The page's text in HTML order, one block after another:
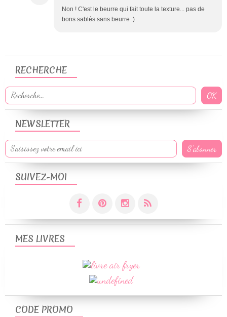
Non ! C'est le beurre qui fait toute la texture... pas de
bons sablés sans beurre :)
NEWSLETTER
SUIVEZ-MOI
RECHERCHE
MES LIVRES
CODE PROMO